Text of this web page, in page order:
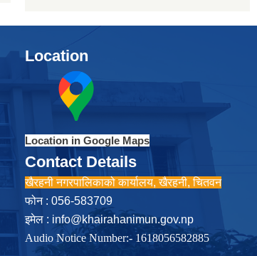
Location
Location in Google Maps
Contact Details
खैरहनी नगरपालिकाको कार्यालय, खैरहनी, चितवन
फोन : 056-583709
इमेल : info@khairahanimun.gov.np
Audio Notice Number:- 1618056582885